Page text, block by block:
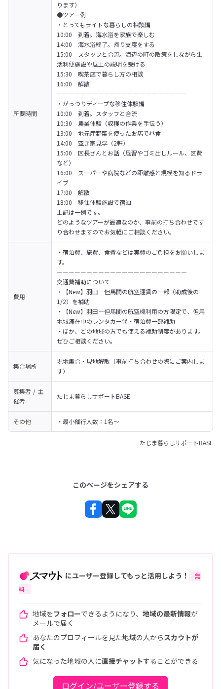
所要時間
ります）
●ツアー例
・とってもライトな暮らしの相談編
10:00　到着。海水浴を家族で楽しむ
14:00　海水浴終了。帰り支度をする
15:00　スタッフと合流。海辺の町の散策をしながら生
活利便施設や風土の説明を受ける
15:30　喫茶店で暮らし方の相談
16:00　解散
ーーーーーーーーーーーーーーーーーーーーーー
・がっつりディープな移住体験編
10:00　到着。スタッフと合流
10:30　農業体験（収穫の作業を手伝う）
13:00　地元産野菜を使ったお店で昼食
14:00　空き家見学（2軒）
15:00　区長さんとお話（風習やゴミ出しルール、区費
など）
16:00　スーパーや病院などの距離感と規模を知るドラ
イブ
17:00　解散
18:00　移住体験施設で宿泊
上記は一例です。
どのようなツアーが最適なのか、事前の打ち合わせです
り合わせますのでお気軽にご相談ください。
費用
・宿泊費、旅費、食費などは実費のご負担をお願いしま
す。
ーーーーーーーーーーーーーーーーーーーーーー
交通費補助について
・【New】羽田―但馬間の航空運賃の一部（助成後の
1/2）を補助
・【New】羽田―但馬間の航空機利用の方限定で、但馬
地域滞在中のレンタカー代・宿泊費一部補助
・ほか、どの地域の方でも使える補助制度があります。
ぜひご相談ください。
集合場所
現地集合・現地解散（事前打ち合わせの際にご案内しま
す）
募集者 / 主
催者
たじま暮らしサポートBASE
その他 ・最小催行人数：1名～
たじま暮らしサポートBASE
このページをシェアする
にユーザー登録してもっと活用しよう！
無
料
地域をフォローできるようになり、 地域の最新情報が
メールで届く
あなたのプロフィールを見た地域の人から スカウトが
届く
気になった地域の人に直接チャットすることができる
ログイン/ユーザー登録する